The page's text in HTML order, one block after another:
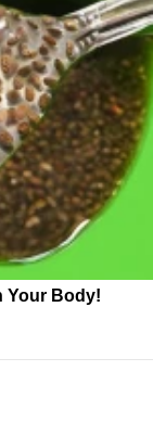
Your Body!